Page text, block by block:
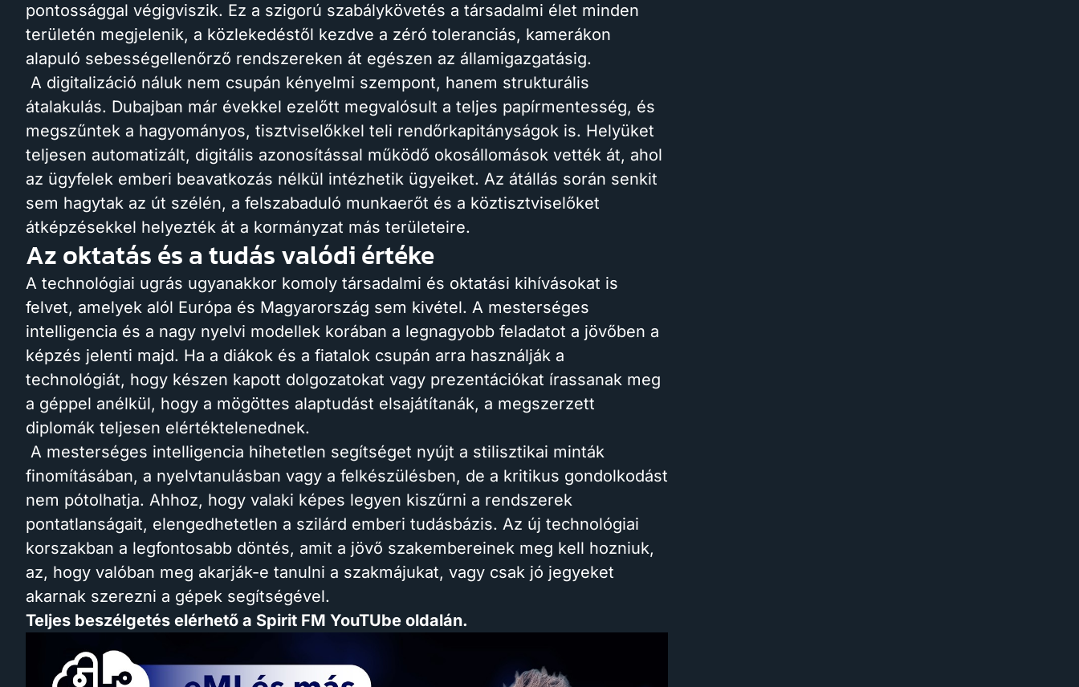
pontossággal végigviszik. Ez a szigorú szabálykövetés a társadalmi élet minden
területén megjelenik, a közlekedéstől kezdve a zéró toleranciás, kamerákon
alapuló sebességellenőrző rendszereken át egészen az államigazgatásig.
A digitalizáció náluk nem csupán kényelmi szempont, hanem strukturális
átalakulás. Dubajban már évekkel ezelőtt megvalósult a teljes papírmentesség, és
megszűntek a hagyományos, tisztviselőkkel teli rendőrkapitányságok is. Helyüket
teljesen automatizált, digitális azonosítással működő okosállomások vették át, ahol
az ügyfelek emberi beavatkozás nélkül intézhetik ügyeiket. Az átállás során senkit
sem hagytak az út szélén, a felszabaduló munkaerőt és a köztisztviselőket
átképzésekkel helyezték át a kormányzat más területeire.
Az oktatás és a tudás valódi értéke
A technológiai ugrás ugyanakkor komoly társadalmi és oktatási kihívásokat is
felvet, amelyek alól Európa és Magyarország sem kivétel. A mesterséges
intelligencia és a nagy nyelvi modellek korában a legnagyobb feladatot a jövőben a
képzés jelenti majd. Ha a diákok és a fiatalok csupán arra használják a
technológiát, hogy készen kapott dolgozatokat vagy prezentációkat írassanak meg
a géppel anélkül, hogy a mögöttes alaptudást elsajátítanák, a megszerzett
diplomák teljesen elértéktelenednek.
A mesterséges intelligencia hihetetlen segítséget nyújt a stilisztikai minták
finomításában, a nyelvtanulásban vagy a felkészülésben, de a kritikus gondolkodást
nem pótolhatja. Ahhoz, hogy valaki képes legyen kiszűrni a rendszerek
pontatlanságait, elengedhetetlen a szilárd emberi tudásbázis. Az új technológiai
korszakban a legfontosabb döntés, amit a jövő szakembereinek meg kell hozniuk,
az, hogy valóban meg akarják-e tanulni a szakmájukat, vagy csak jó jegyeket
akarnak szerezni a gépek segítségével.
Teljes beszélgetés elérhető a Spirit FM YouTUbe oldalán.